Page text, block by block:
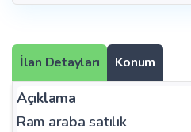
İlan Detayları Konum
Açıklama
Ram araba satılık